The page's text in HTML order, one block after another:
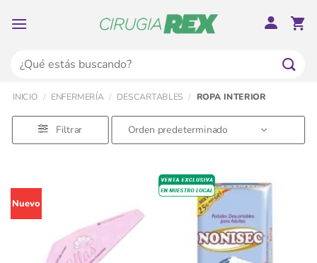
Buscar
por:
INICIO / ENFERMERÍA / DESCARTABLES / ROPA INTERIOR
Filtrar
Nuevo